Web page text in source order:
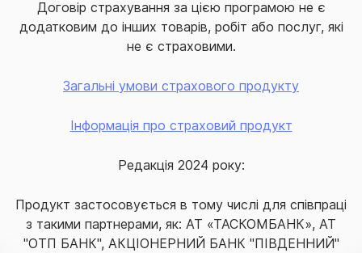
Договір страхування за цією програмою не є
додатковим до інших товарів, робіт або послуг, які
не є страховими.
Загальні умови страхового продукту
Інформація про страховий продукт
Редакція 2024 року:
Продукт застосовується в тому числі для співпраці
з такими партнерами, як: АТ «ТАСКОМБАНК», АТ
"ОТП БАНК", АКЦІОНЕРНИЙ БАНК "ПІВДЕННИЙ"